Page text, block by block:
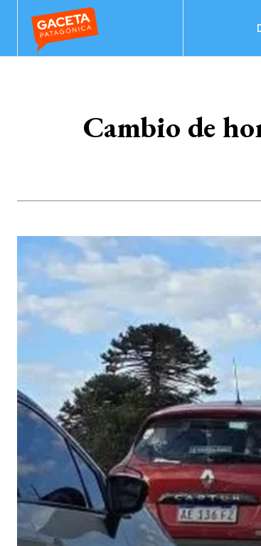
Cambio de